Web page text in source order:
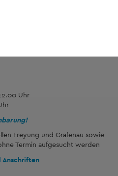
Uhr
Freyung und Grafenau sowie
Termin aufgesucht werden
Anschriften